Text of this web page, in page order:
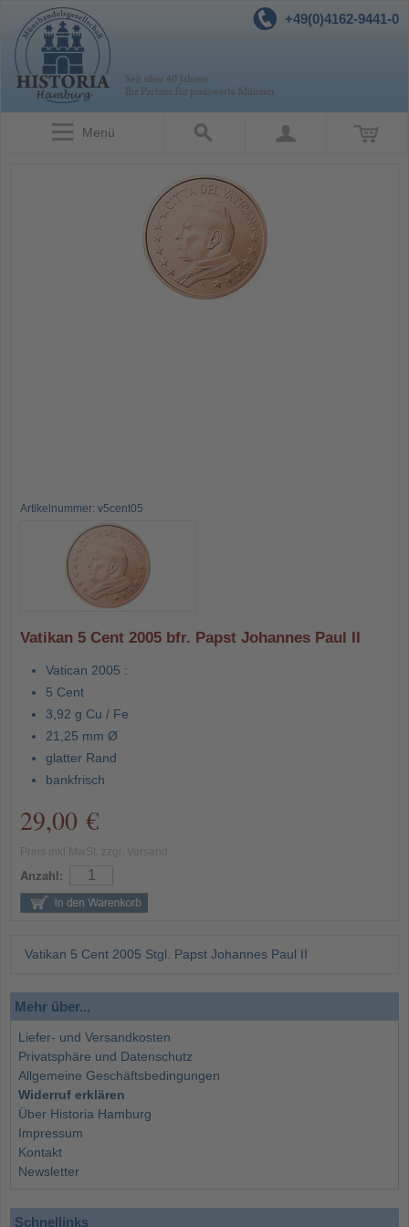
+49(0)4162-9441-0
Menü
Artikelnummer: v5cent05
Vatikan 5 Cent 2005 bfr. Papst Johannes Paul II
Vatican 2005 :
5 Cent
3,92 g Cu / Fe
21,25 mm Ø
glatter Rand
bankfrisch
29,00 €
Anzahl:
Vatikan 5 Cent 2005 Stgl. Papst Johannes Paul II
Mehr über...
Liefer- und Versandkosten
Privatsphäre und Datenschutz
Allgemeine Geschäftsbedingungen
Widerruf erklären
Über Historia Hamburg
Impressum
Kontakt
Newsletter
Schnellinks